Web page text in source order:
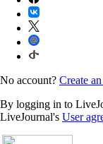
No account? Create
By logging in to
LiveJournal's User